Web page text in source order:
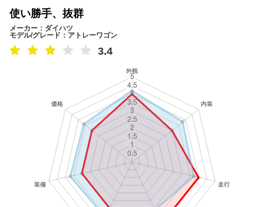
使い勝手、抜群
メーカー：ダイハツ
モデル/グレード：アトレーワゴン
3.4